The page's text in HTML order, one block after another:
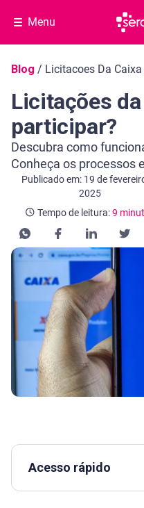
Menu
Navegação do blog
Blog / Licitacoes Da
Licitações
participar?
Descubra como
Conheça os processos
Publicado em: 19 de
2025
Categoria Educação
Tempo de leitura:9
Tempo de leitura: 9
Acesso rápido